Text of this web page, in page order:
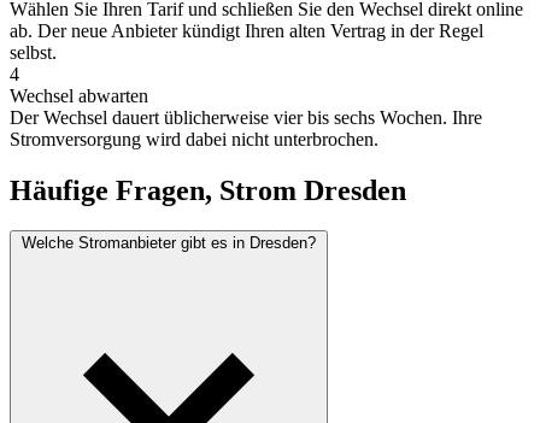
Wählen Sie Ihren Tarif und schließen Sie den Wechsel direkt online
ab. Der neue Anbieter kündigt Ihren alten Vertrag in der Regel
selbst.
4
Wechsel abwarten
Der Wechsel dauert üblicherweise vier bis sechs Wochen. Ihre
Stromversorgung wird dabei nicht unterbrochen.
Häufige Fragen, Strom Dresden
Welche Stromanbieter gibt es in Dresden?